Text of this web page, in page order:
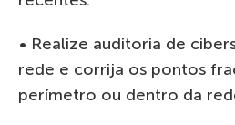
• Realize auditoria de
rede e corrija os pontos
perímetro ou dentro da